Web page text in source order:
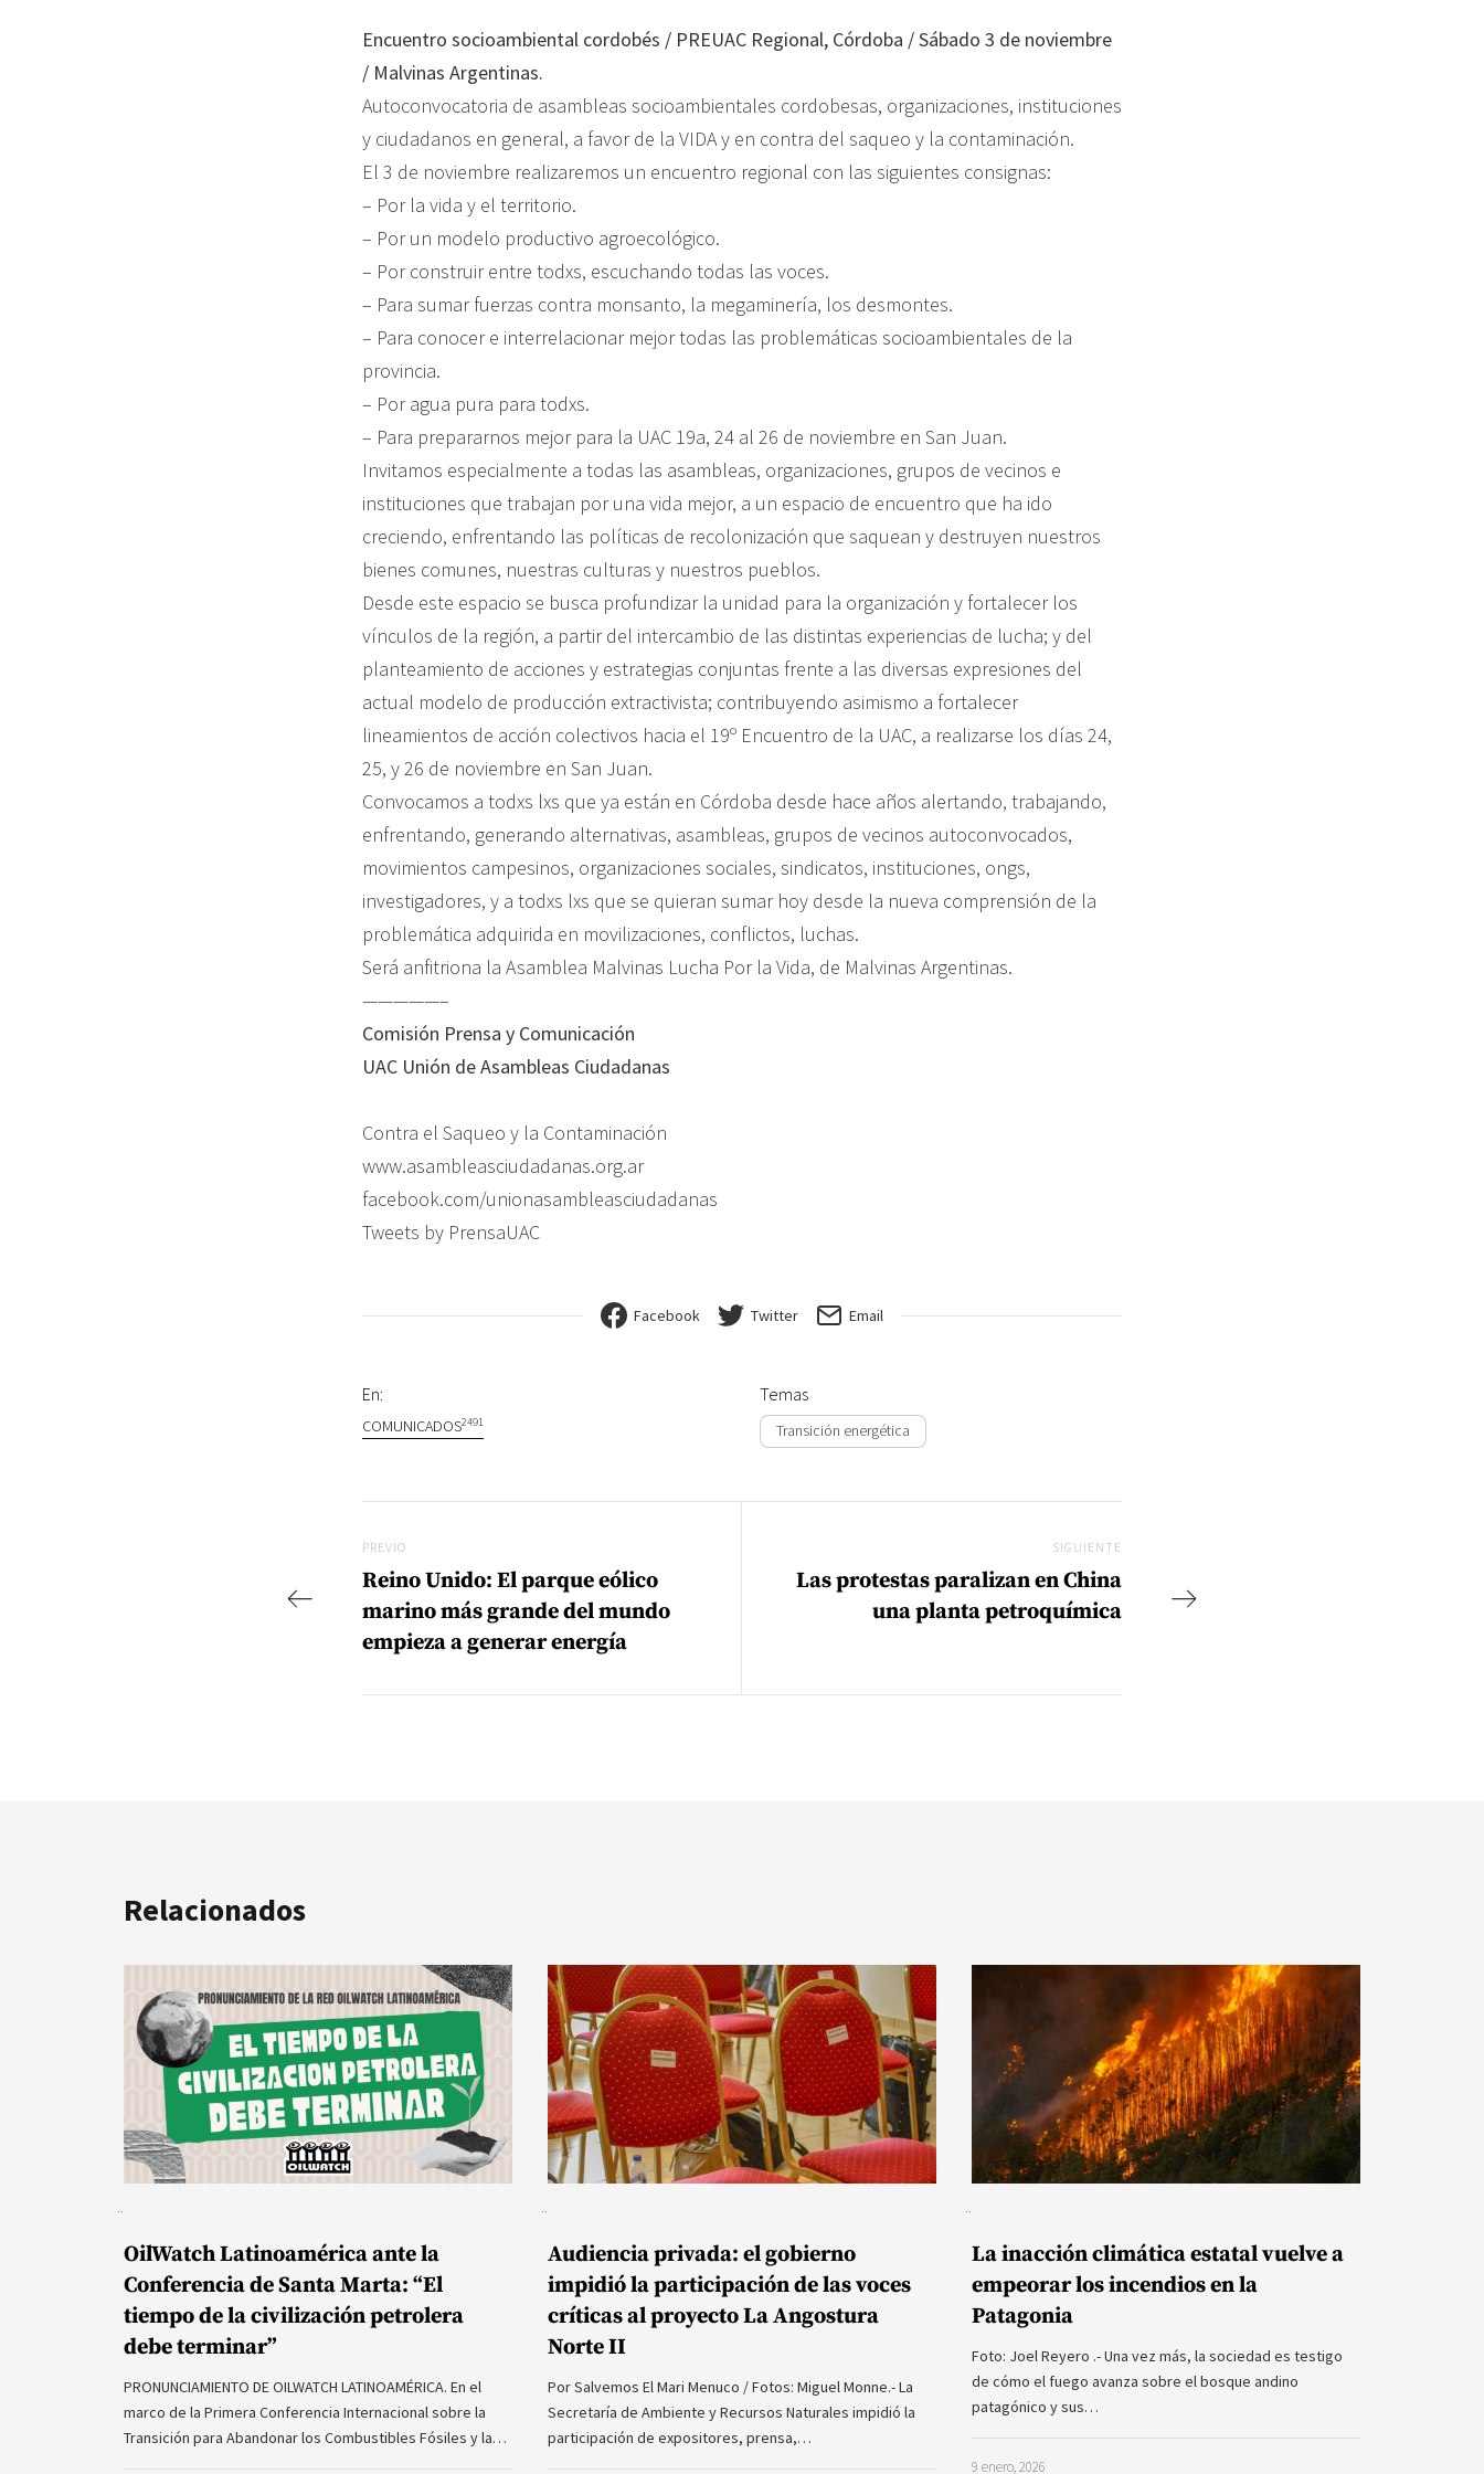
Encuentro socioambiental cordobés / PREUAC Regional, Córdoba / Sábado 3 de noviembre
/ Malvinas Argentinas.
Autoconvocatoria de asambleas socioambientales cordobesas, organizaciones, instituciones
y ciudadanos en general, a favor de la VIDA y en contra del saqueo y la contaminación.
El 3 de noviembre realizaremos un encuentro regional con las siguientes consignas:
– Por la vida y el territorio.
– Por un modelo productivo agroecológico.
– Por construir entre todxs, escuchando todas las voces.
– Para sumar fuerzas contra monsanto, la megaminería, los desmontes.
– Para conocer e interrelacionar mejor todas las problemáticas socioambientales de la
provincia.
– Por agua pura para todxs.
– Para prepararnos mejor para la UAC 19a, 24 al 26 de noviembre en San Juan.
Invitamos especialmente a todas las asambleas, organizaciones, grupos de vecinos e
instituciones que trabajan por una vida mejor, a un espacio de encuentro que ha ido
creciendo, enfrentando las políticas de recolonización que saquean y destruyen nuestros
bienes comunes, nuestras culturas y nuestros pueblos.
Desde este espacio se busca profundizar la unidad para la organización y fortalecer los
vínculos de la región, a partir del intercambio de las distintas experiencias de lucha; y del
planteamiento de acciones y estrategias conjuntas frente a las diversas expresiones del
actual modelo de producción extractivista; contribuyendo asimismo a fortalecer
lineamientos de acción colectivos hacia el 19º Encuentro de la UAC, a realizarse los días 24,
25, y 26 de noviembre en San Juan.
Convocamos a todxs lxs que ya están en Córdoba desde hace años alertando, trabajando,
enfrentando, generando alternativas, asambleas, grupos de vecinos autoconvocados,
movimientos campesinos, organizaciones sociales, sindicatos, instituciones, ongs,
investigadores, y a todxs lxs que se quieran sumar hoy desde la nueva comprensión de la
problemática adquirida en movilizaciones, conflictos, luchas.
Será anfitriona la Asamblea Malvinas Lucha Por la Vida, de Malvinas Argentinas.
—————–
Comisión Prensa y Comunicación
UAC Unión de Asambleas Ciudadanas
Contra el Saqueo y la Contaminación
www.asambleasciudadanas.org.ar
facebook.com/unionasambleasciudadanas
Tweets by PrensaUAC
Facebook Twitter Email
En:
COMUNICADOS2491
Temas
Transición energética
Previo
PREVIO
Reino Unido: El parque eólico
marino más grande del mundo
empieza a generar energía
SIGUIENTE
Las protestas paralizan en China
una planta petroquímica
Relacionados
OilWatch Latinoamérica ante la
Conferencia de Santa Marta: “El
tiempo de la civilización petrolera
debe terminar”
PRONUNCIAMIENTO DE OILWATCH LATINOAMÉRICA. En el
marco de la Primera Conferencia Internacional sobre la
Transición para Abandonar los Combustibles Fósiles y la…
Audiencia privada: el gobierno
impidió la participación de las voces
críticas al proyecto La Angostura
Norte II
Por Salvemos El Mari Menuco / Fotos: Miguel Monne.- La
Secretaría de Ambiente y Recursos Naturales impidió la
participación de expositores, prensa,…
La inacción climática estatal vuelve a
empeorar los incendios en la
Patagonia
Foto: Joel Reyero .- Una vez más, la sociedad es testigo
de cómo el fuego avanza sobre el bosque andino
patagónico y sus…
9 enero, 2026